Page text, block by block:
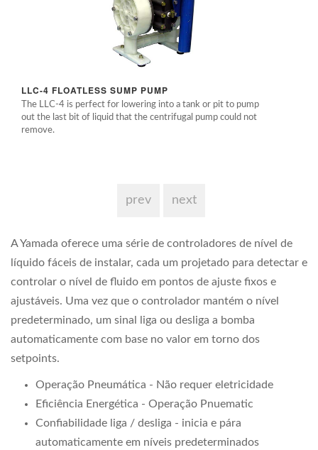
LLC-4 FLOATLESS SUMP PUMP
The LLC-4 is perfect for lowering into a tank or pit to pump
out the last bit of liquid that the centrifugal pump could not
remove.
prev next
A Yamada oferece uma série de controladores de nível de
líquido fáceis de instalar, cada um projetado para detectar e
controlar o nível de fluido em pontos de ajuste fixos e
ajustáveis. Uma vez que o controlador mantém o nível
predeterminado, um sinal liga ou desliga a bomba
automaticamente com base no valor em torno dos
setpoints.
Operação Pneumática - Não requer eletricidade
Eficiência Energética - Operação Pnuematic
Confiabilidade liga / desliga - inicia e pára
automaticamente em níveis predeterminados